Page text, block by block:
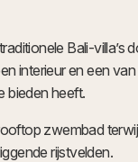
Bali-villa’s
interieur en een
bieden heeft.
zwembad
rijstvelden.